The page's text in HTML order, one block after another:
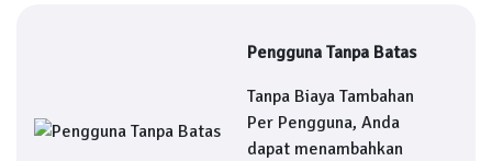
Pengguna Tanpa Batas
Tanpa Biaya Tambahan
Per Pengguna, Anda
dapat menambahkan